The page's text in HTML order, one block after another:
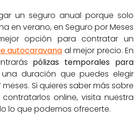
un seguro anual porque solo
en verano, en Seguro por Meses
opción para contratar un
autocaravana al mejor precio. En
pólizas temporales para
duración que puedes elegir
Si quieres saber más sobre
online, visita nuestra
lo que podemos ofrecerte.